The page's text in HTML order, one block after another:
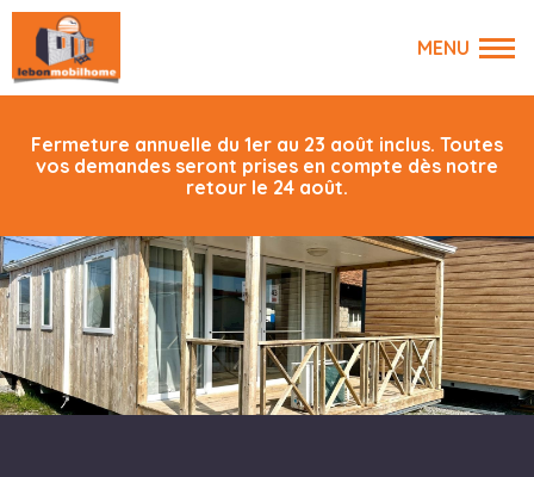
Fermeture annuelle du 1er au 23 août inclus. Toutes
vos demandes seront prises en compte dès notre
retour le 24 août.